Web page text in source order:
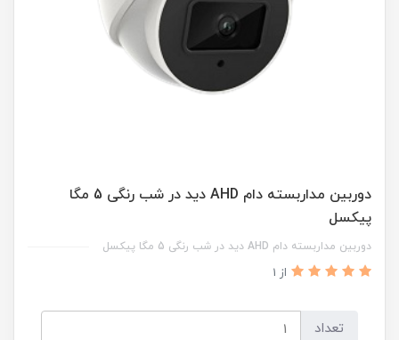
دوربین مداربسته دام AHD دید در شب رنگی 5 مگا
پیکسل
دوربین مداربسته دام AHD دید در شب رنگی 5 مگا پیکسل
از 1
تعداد